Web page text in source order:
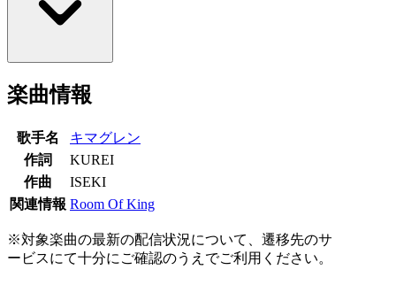
楽曲情報
歌手名
キマグレン
作詞
KUREI
作曲
ISEKI
関連情報 Room Of King
※対象楽曲の最新の配信状況について、遷移先のサ
ービスにて十分にご確認のうえでご利用ください。